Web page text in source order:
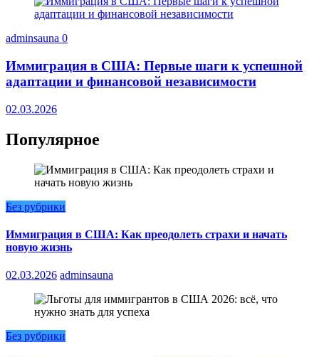
adminsauna 0
Иммиграция в США: Первые шаги к успешной
адаптации и финансовой независимости
02.03.2026
Популярное
Без рубрики
Иммиграция в США: Как преодолеть страхи и начать
новую жизнь
02.03.2026 adminsauna
Без рубрики